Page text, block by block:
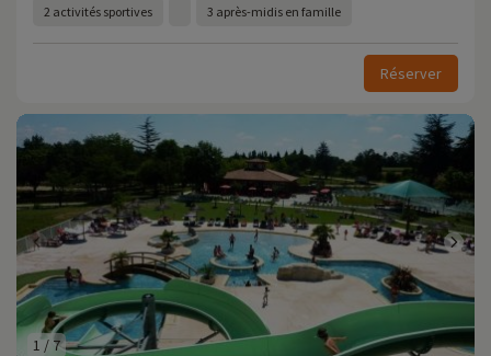
2 activités sportives 3 après-midis en famille
Réserver
1/ 7